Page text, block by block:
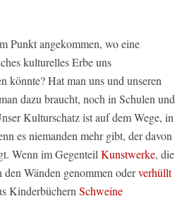
Punkt angekommen, wo eine
kulturelles Erbe uns
könnte? Hat man uns und unseren
dazu braucht, noch in Schulen und
Kulturschatz ist auf dem Wege, in
es niemanden mehr gibt, der davon
Wenn im Gegenteil Kunstwerke, die
Wänden genommen oderverhüllt
Kinderbüchern Schweine